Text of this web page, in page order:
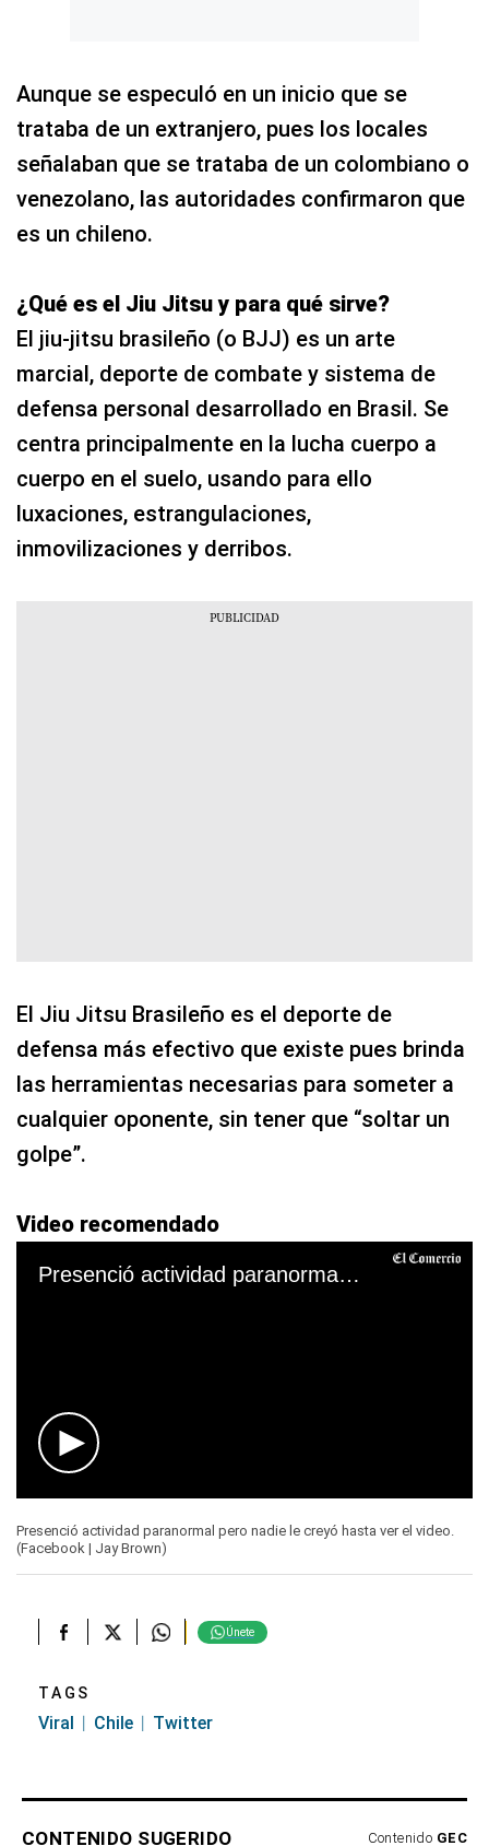
Aunque se especuló en un inicio que se
trataba de un extranjero, pues los locales
señalaban que se trataba de un colombiano o
venezolano, las autoridades confirmaron que
es un chileno.
¿Qué es el Jiu Jitsu y para qué sirve?
El jiu-jitsu brasileño (o BJJ) es un arte
marcial, deporte de combate y sistema de
defensa personal desarrollado en Brasil. Se
centra principalmente en la lucha cuerpo a
cuerpo en el suelo, usando para ello
luxaciones, estrangulaciones,
inmovilizaciones y derribos.
El Jiu Jitsu Brasileño es el deporte de
defensa más efectivo que existe pues brinda
las herramientas necesarias para someter a
cualquier oponente, sin tener que “soltar un
golpe”.
Video recomendado
Presenció actividad paranormal pero nadie le creyó hasta ver el video
seconds
of
0
seconds
Presenció actividad paranormal pero nadie le creyó hasta ver el video.
(Facebook | Jay Brown)
Únete
TAGS
Viral Chile Twitter
CONTENIDO SUGERIDO Contenido GEC